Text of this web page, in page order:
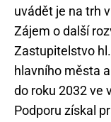
uvádět je na trh
Zájem o další
Zastupitelstvo
hlavního města
do roku 2032 ve
Podporu získal